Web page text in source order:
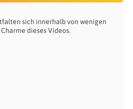
sich innerhalb von wenigen
dieses Videos.